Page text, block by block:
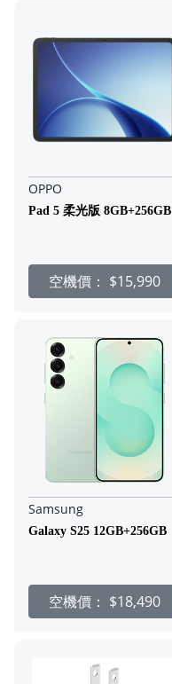
OPPO
Pad 5 柔光版 8GB+256GB
空機價： $15,990
Samsung
Galaxy S25 12GB+256GB
空機價： $18,490